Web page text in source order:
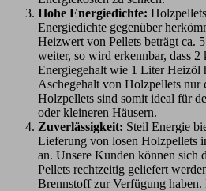
Hohe Energiedichte:
Energiedichte gegenüber
Heizwert von Pellets beträgt ca.
weiter, so wird erkennbar, dass
Energiegehalt wie 1 Liter Heizöl
Aschegehalt von Holzpellets nur
Holzpellets sind somit ideal für
oder kleineren Häusern.
Zuverlässigkeit: Steil Energie
Lieferung von losen Holzpellets
an. Unsere Kunden können sich
Pellets rechtzeitig geliefert
Brennstoff zur Verfügung